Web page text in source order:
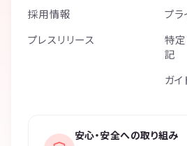
採用情報
プレスリリース
プラ
特
記
ガ
安心・安全への取り組み